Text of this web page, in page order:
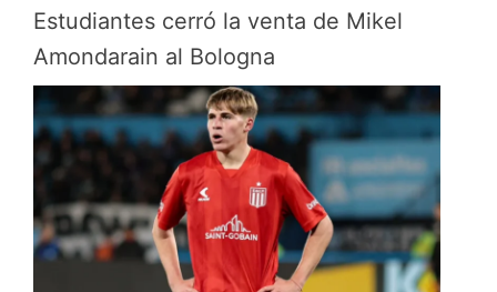
Estudiantes cerró la venta de Mikel
Amondarain al Bologna